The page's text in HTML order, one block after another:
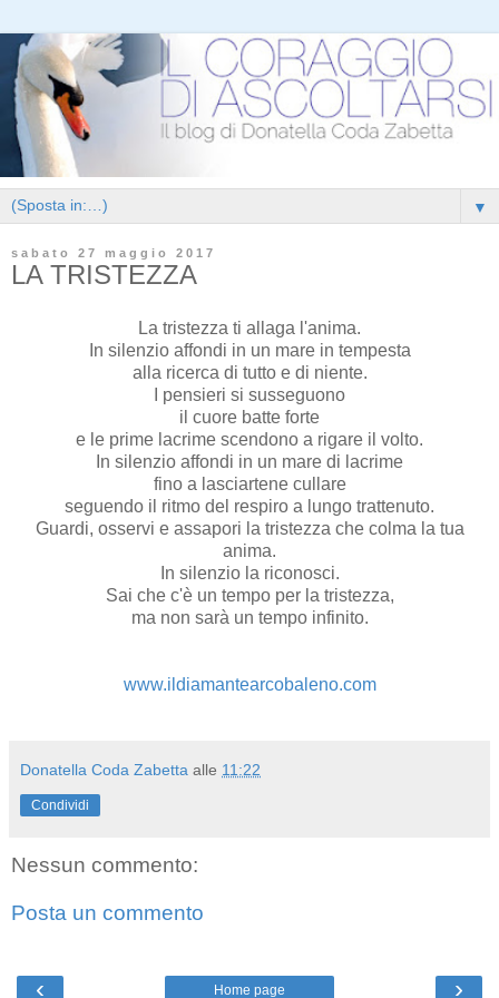
▼
sabato 27 maggio 2017
LA TRISTEZZA
La tristezza ti allaga l'anima.
In silenzio affondi in un mare in tempesta
alla ricerca di tutto e di niente.
I pensieri si susseguono
il cuore batte forte
e le prime lacrime scendono a rigare il volto.
In silenzio affondi in un mare di lacrime
fino a lasciartene cullare
seguendo il ritmo del respiro a lungo trattenuto.
Guardi, osservi e assapori la tristezza che colma la tua
anima.
In silenzio la riconosci.
Sai che c'è un tempo per la tristezza,
ma non sarà un tempo infinito.
www.ildiamantearcobaleno.com
Donatella Coda Zabetta alle 11:22
Condividi
Nessun commento:
Posta un commento
‹ ›
Home page